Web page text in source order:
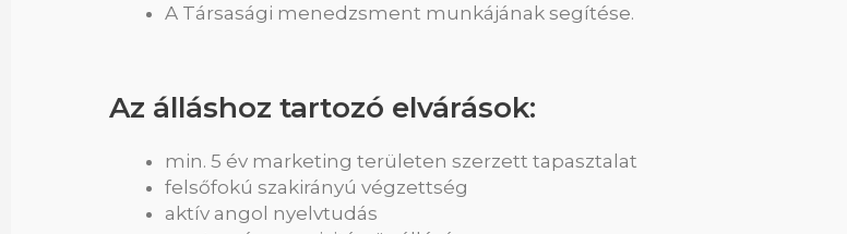
A Társasági menedzsment munkájának segítése.
Az álláshoz tartozó elvárások:
min. 5 év marketing területen szerzett tapasztalat
felsőfokú szakirányú végzettség
aktív angol nyelvtudás